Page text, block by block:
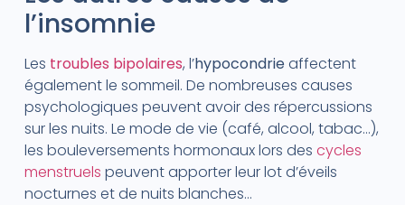
l’insomnie
Les troubles bipolaires, l’hypocondrieaffectent
également le sommeil. De nombreuses causes
psychologiques peuvent avoir des répercussions
sur les nuits. Le mode de vie (café, alcool, tabac…),
les bouleversements hormonaux lors des cycles
menstruels peuvent apporter leur lot d’éveils
nocturnes et de nuits blanches…